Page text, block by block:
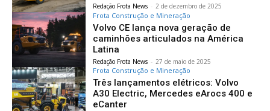
Redação Frota News - 2 de dezembro de 2025
Frota Construção e Mineração
Volvo CE lança nova geração de
caminhões articulados na América
Latina
Redação Frota News - 27 de maio de 2025
Frota Construção e Mineração
Três lançamentos elétricos: Volvo
A30 Electric, Mercedes eArocs 400 e
eCanter